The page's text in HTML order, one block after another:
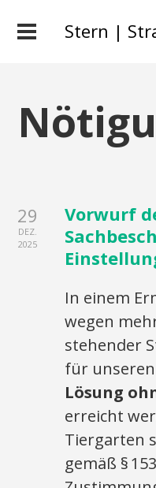
Stern |
29
DEZ.
2025
Vorwurf
In einem
wegen
stehender
für
Lösung
erreicht
Tiergarten
gemäß §